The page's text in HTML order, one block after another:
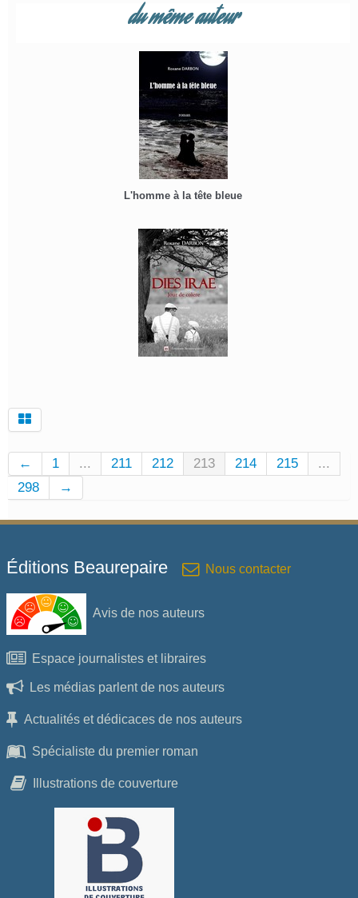
du même auteur
L'homme à la tête bleue
← 1 ... 211 212 213 214 215
...
298
→
Éditions Beaurepaire Nous contacter
Avis de nos auteurs
Espace journalistes et libraires
Les médias parlent de nos auteurs
Actualités et dédicaces de nos auteurs
Spécialiste du premier roman
Illustrations de couverture